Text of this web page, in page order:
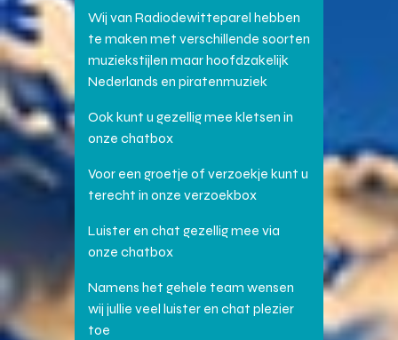
Wij van Radiodewitteparel hebben
te maken met verschillende soorten
muziekstijlen maar hoofdzakelijk
Nederlands en piratenmuziek
Ook kunt u gezellig mee kletsen in
onze chatbox
Voor een groetje of verzoekje kunt u
terecht in onze verzoekbox
Luister en chat gezellig mee via
onze chatbox
Namens het gehele team wensen
wij jullie veel luister en chat plezier
toe